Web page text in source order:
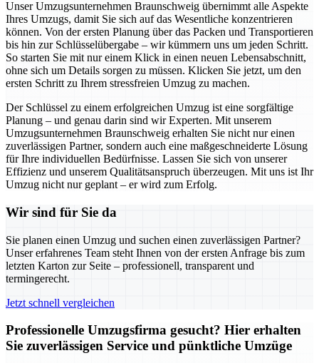
Unser Umzugsunternehmen Braunschweig übernimmt alle Aspekte
Ihres Umzugs, damit Sie sich auf das Wesentliche konzentrieren
können. Von der ersten Planung über das Packen und Transportieren
bis hin zur Schlüsselübergabe – wir kümmern uns um jeden Schritt.
So starten Sie mit nur einem Klick in einen neuen Lebensabschnitt,
ohne sich um Details sorgen zu müssen. Klicken Sie jetzt, um den
ersten Schritt zu Ihrem stressfreien Umzug zu machen.
Der Schlüssel zu einem erfolgreichen Umzug ist eine sorgfältige
Planung – und genau darin sind wir Experten. Mit unserem
Umzugsunternehmen Braunschweig erhalten Sie nicht nur einen
zuverlässigen Partner, sondern auch eine maßgeschneiderte Lösung
für Ihre individuellen Bedürfnisse. Lassen Sie sich von unserer
Effizienz und unserem Qualitätsanspruch überzeugen. Mit uns ist Ihr
Umzug nicht nur geplant – er wird zum Erfolg.
Wir sind für Sie da
Sie planen einen Umzug und suchen einen zuverlässigen Partner?
Unser erfahrenes Team steht Ihnen von der ersten Anfrage bis zum
letzten Karton zur Seite – professionell, transparent und
termingerecht.
Jetzt schnell vergleichen
Professionelle Umzugsfirma gesucht? Hier erhalten
Sie zuverlässigen Service und pünktliche Umzüge